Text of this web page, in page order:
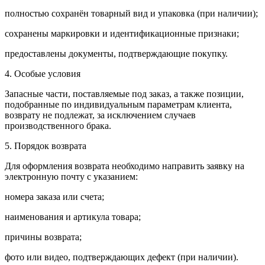
полностью сохранён товарный вид и упаковка (при наличии);
сохранены маркировки и идентификационные признаки;
предоставлены документы, подтверждающие покупку.
4. Особые условия
Запасные части, поставляемые под заказ, а также позиции,
подобранные по индивидуальным параметрам клиента,
возврату не подлежат, за исключением случаев
производственного брака.
5. Порядок возврата
Для оформления возврата необходимо направить заявку на
электронную почту с указанием:
номера заказа или счета;
наименования и артикула товара;
причины возврата;
фото или видео, подтверждающих дефект (при наличии).